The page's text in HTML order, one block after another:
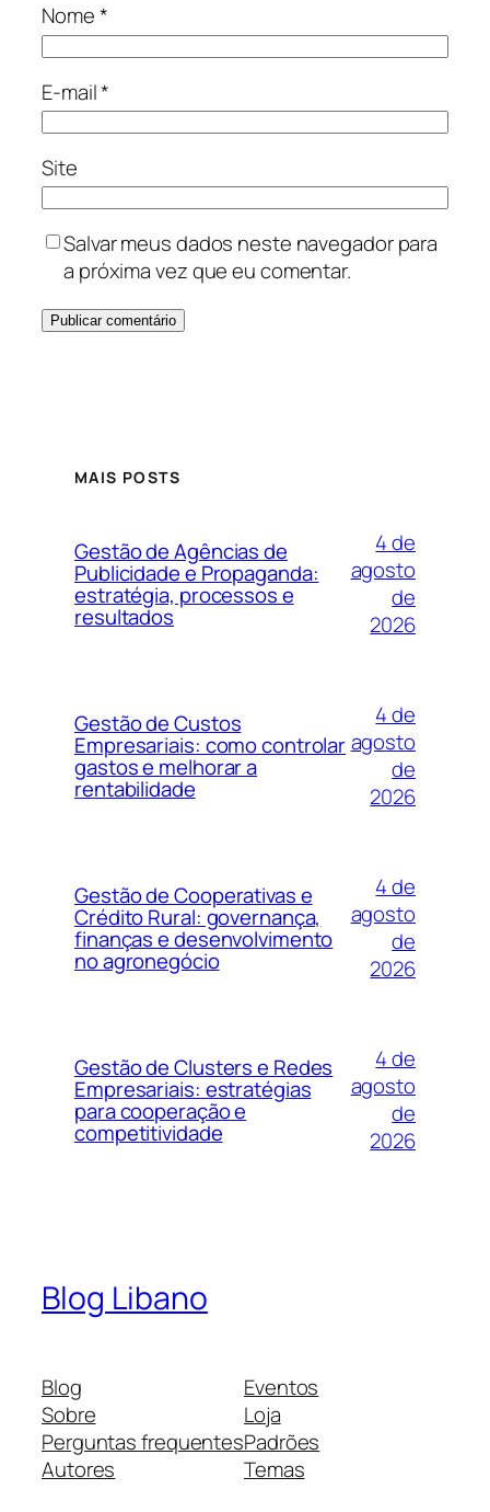
Nome*
E-mail*
Site
Salvar meus dados neste navegador para
a próxima vez que eu comentar.
MAIS POSTS
Gestão de Agências de
Publicidade e Propaganda:
estratégia, processos e
resultados
4 de
agosto
de
2026
Gestão de Custos
Empresariais: como controlar
gastos e melhorar a
rentabilidade
4 de
agosto
de
2026
Gestão de Cooperativas e
Crédito Rural: governança,
finanças e desenvolvimento
no agronegócio
4 de
agosto
de
2026
Gestão de Clusters e Redes
Empresariais: estratégias
para cooperação e
competitividade
4 de
agosto
de
2026
Blog Libano
Blog
Sobre
Perguntas frequentes
Autores
Eventos
Loja
Padrões
Temas